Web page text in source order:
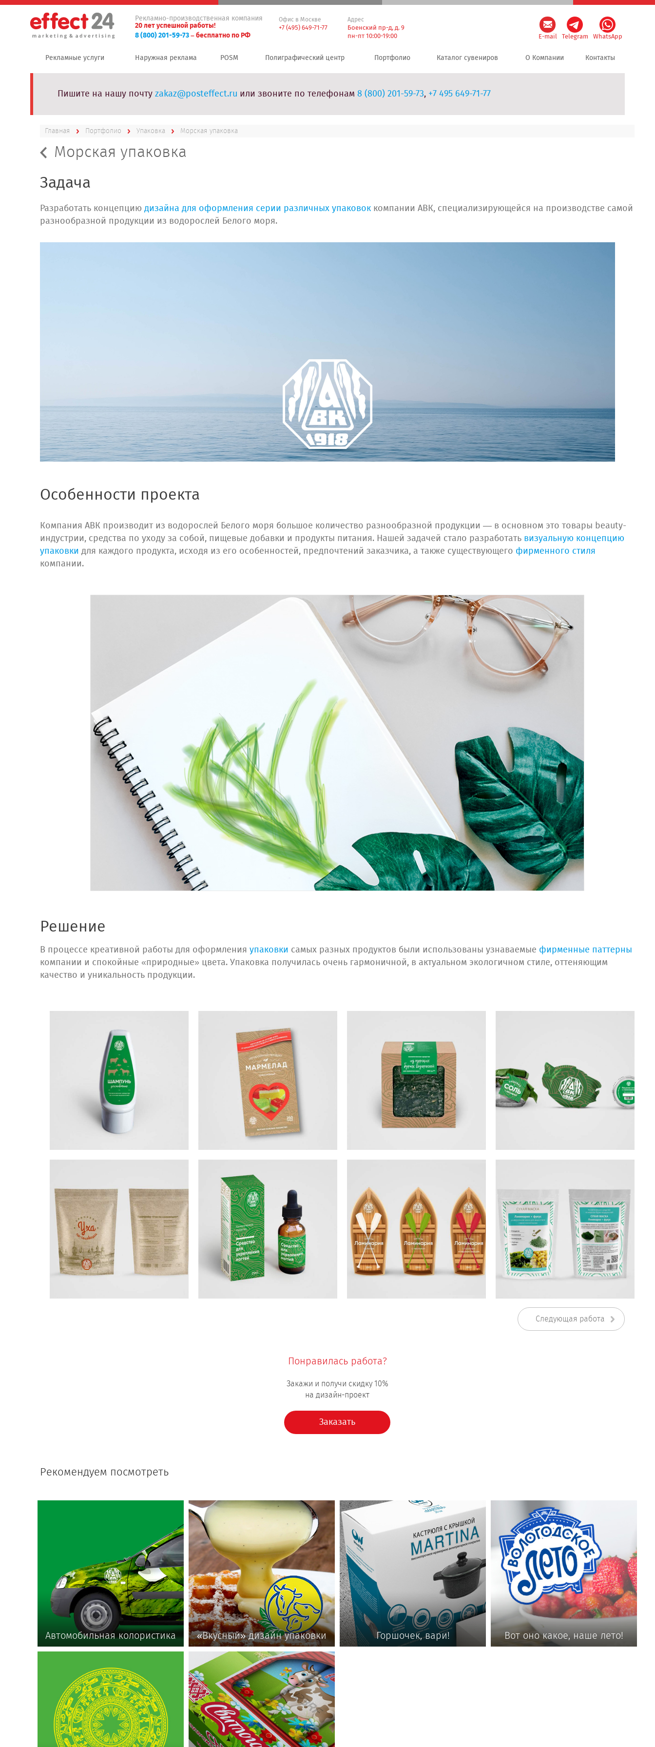
Рекламно-производственная компания
20 лет успешной работы!
8 (800) 201-59-73– бесплатно по РФ
Офис в Москве
+7 (495) 649-71-77
Адрес
Боенский пр-д, д. 9
пн-пт 10:00-19:00
E-mail Telegram WhatsApp
Рекламные услуги Наружная реклама POSM Полиграфический центр Портфолио Каталог сувениров О Компании Контакты
Пишите на нашу почтуzakaz@posteffect.ru или звоните по телефонам 8 (800) 201-59-73, +7 495 649-71-77
Главная Портфолио Упаковка Морская упаковка
Морская упаковка
Задача
Разработать концепцию дизайна для оформления серии различных упаковок компании АВК, специализирующейся на производстве самой
разнообразной продукции из водорослей Белого моря.
Особенности проекта
Компания АВК производит из водорослей Белого моря большое количество разнообразной продукции — в основном это товары beauty-
индустрии, средства по уходу за собой, пищевые добавки и продукты питания. Нашей задачей стало разработать визуальную концепцию
упаковки для каждого продукта, исходя из его особенностей, предпочтений заказчика, а также существующего фирменного стиля
компании.
Решение
В процессе креативной работы для оформления упаковки самых разных продуктов были использованы узнаваемые фирменные паттерны
компании и спокойные «природные» цвета. Упаковка получилась очень гармоничной, в актуальном экологичном стиле, оттеняющим
качество и уникальность продукции.
Следующая работа
Понравилась работа?
Закажи и получи скидку 10%
на дизайн-проект
Заказать
Рекомендуем посмотреть
Автомобильная колористика «Вкусный» дизайн упаковки Горшочек, вари! Вот оно какое, наше лето!